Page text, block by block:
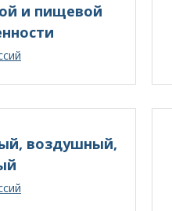
и пищевой
воздушный,